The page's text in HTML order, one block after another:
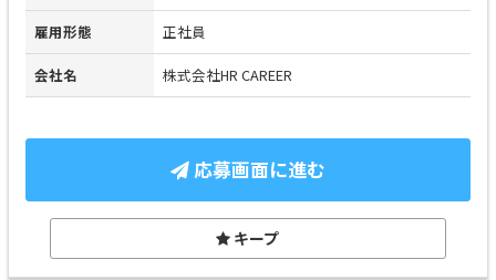
雇用形態 正社員
会社名 株式会社HR CAREER
応募画面に進む
キープ